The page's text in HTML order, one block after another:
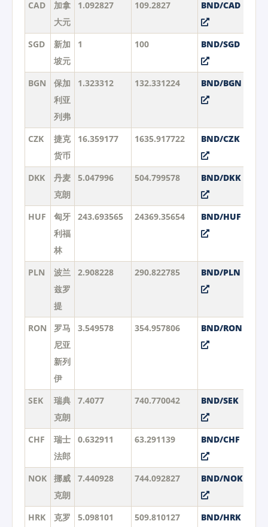
CAD
加拿
大元
1.092827 109.2827 BND/CAD
SGD
新加
坡元
1 100 BND/SGD
BGN
保加
利亚
列弗
1.323312 132.331224 BND/BGN
CZK
捷克
货币
16.359177 1635.917722 BND/CZK
DKK
丹麦
克朗
5.047996 504.799578 BND/DKK
HUF
匈牙
利福
林
243.693565 24369.35654 BND/HUF
PLN
波兰
兹罗
提
2.908228 290.822785 BND/PLN
RON
罗马
尼亚
新列
伊
3.549578 354.957806 BND/RON
SEK
瑞典
克朗
7.4077 740.770042 BND/SEK
CHF
瑞士
法郎
0.632911 63.291139 BND/CHF
NOK
挪威
克朗
7.440928 744.092827 BND/NOK
HRK
克罗
5.098101 509.810127 BND/HRK